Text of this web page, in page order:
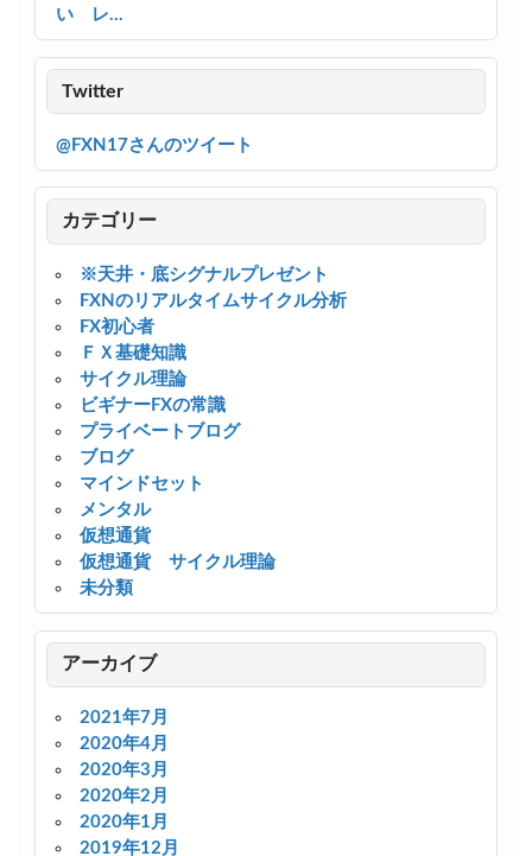
い レ...
Twitter
@FXN17さんのツイート
カテゴリー
※天井・底シグナルプレゼント
FXNのリアルタイムサイクル分析
FX初心者
ＦＸ基礎知識
サイクル理論
ビギナーFXの常識
プライベートブログ
ブログ
マインドセット
メンタル
仮想通貨
仮想通貨 サイクル理論
未分類
アーカイブ
2021年7月
2020年4月
2020年3月
2020年2月
2020年1月
2019年12月